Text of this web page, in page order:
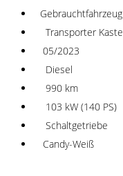
Gebrauchtfahrzeug
Transporter
05/2023
Diesel
990 km
103 kW (140 PS)
Schaltgetriebe
Candy-Weiß